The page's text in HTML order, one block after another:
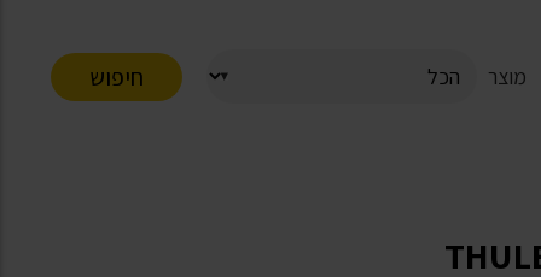
מוצר חיפוש